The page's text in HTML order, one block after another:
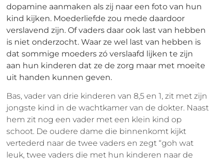
dopamine aanmaken als zij naar een foto van hun
kind kijken. Moederliefde zou mede daardoor
verslavend zijn. Of vaders daar ook last van hebben
is niet onderzocht. Waar ze wel last van hebben is
dat sommige moeders zó verslaafd lijken te zijn
aan hun kinderen dat ze de zorg maar met moeite
uit handen kunnen geven.
Bas, vader van drie kinderen van 8,5 en 1, zit met zijn
jongste kind in de wachtkamer van de dokter. Naast
hem zit nog een vader met een klein kind op
schoot. De oudere dame die binnenkomt kijkt
vertederd naar de twee vaders en zegt “goh wat
leuk, twee vaders die met hun kinderen naar de